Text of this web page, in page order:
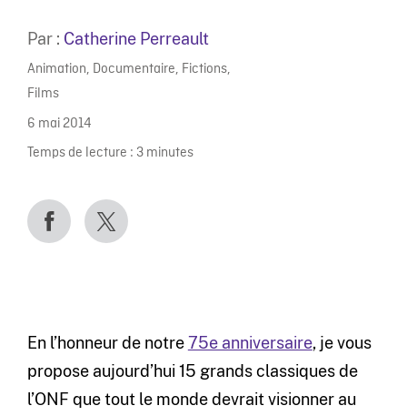
Par : Catherine Perreault
Animation, Documentaire, Fictions,
Films
6 mai 2014
Temps de lecture : 3 minutes
En l’honneur de notre75e anniversaire, je vous
propose aujourd’hui 15 grands classiques de
l’ONF que tout le monde devrait visionner au